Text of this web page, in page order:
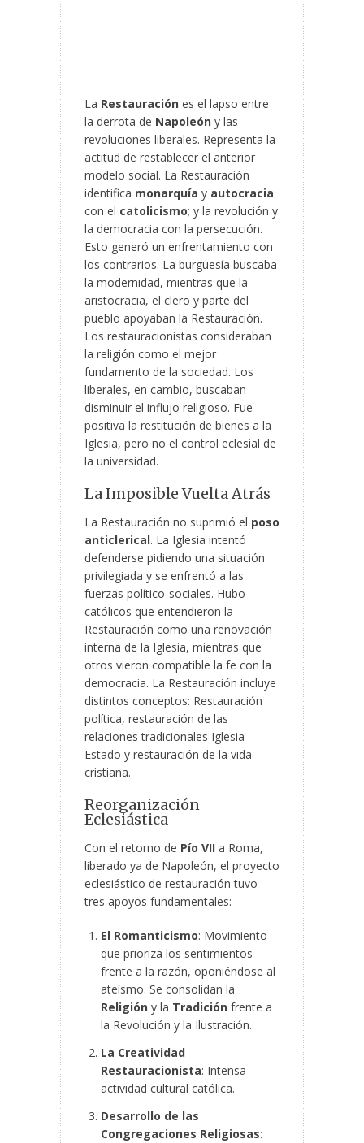
La Restauración es el lapso entre
la derrota de Napoleón y las
revoluciones liberales. Representa la
actitud de restablecer el anterior
modelo social. La Restauración
identifica monarquía y autocracia
con el catolicismo; y la revolución y
la democracia con la persecución.
Esto generó un enfrentamiento con
los contrarios. La burguesía buscaba
la modernidad, mientras que la
aristocracia, el clero y parte del
pueblo apoyaban la Restauración.
Los restauracionistas consideraban
la religión como el mejor
fundamento de la sociedad. Los
liberales, en cambio, buscaban
disminuir el influjo religioso. Fue
positiva la restitución de bienes a la
Iglesia, pero no el control eclesial de
la universidad.
La Imposible Vuelta Atrás
La Restauración no suprimió el poso
anticlerical. La Iglesia intentó
defenderse pidiendo una situación
privilegiada y se enfrentó a las
fuerzas político-sociales. Hubo
católicos que entendieron la
Restauración como una renovación
interna de la Iglesia, mientras que
otros vieron compatible la fe con la
democracia. La Restauración incluye
distintos conceptos: Restauración
política, restauración de las
relaciones tradicionales Iglesia-
Estado y restauración de la vida
cristiana.
Reorganización
Eclesiástica
Con el retorno de Pío VII a Roma,
liberado ya de Napoleón, el proyecto
eclesiástico de restauración tuvo
tres apoyos fundamentales:
El Romanticismo: Movimiento
que prioriza los sentimientos
frente a la razón, oponiéndose al
ateísmo. Se consolidan la
Religión y la Tradición frente a
la Revolución y la Ilustración.
La Creatividad
Restauracionista: Intensa
actividad cultural católica.
Desarrollo de las
Congregaciones Religiosas: